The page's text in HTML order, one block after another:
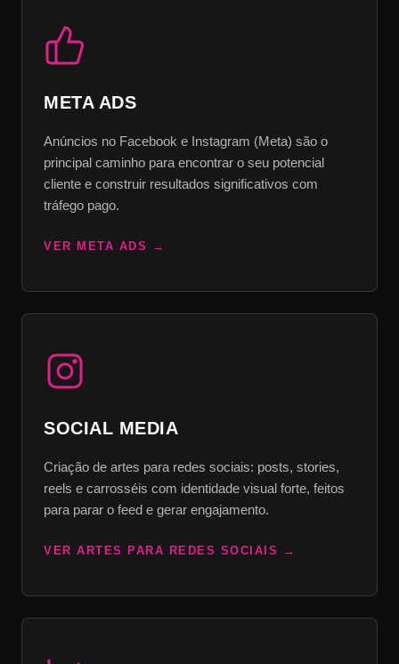
META ADS
Anúncios no Facebook e Instagram (Meta) são o
principal caminho para encontrar o seu potencial
cliente e construir resultados significativos com
tráfego pago.
VER META ADS
SOCIAL MEDIA
Criação de artes para redes sociais: posts, stories,
reels e carrosséis com identidade visual forte, feitos
para parar o feed e gerar engajamento.
VER ARTES PARA REDES SOCIAIS